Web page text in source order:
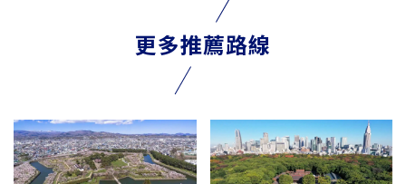
更多推薦路線